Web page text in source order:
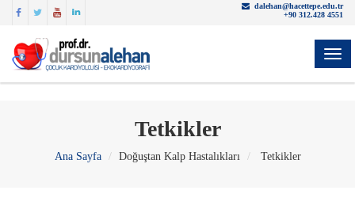
dalehan@hacettepe.edu.tr
+90 312.428 4551
Tetkikler
Ana Sayfa Doğuştan Kalp Hastalıkları Tetkikler